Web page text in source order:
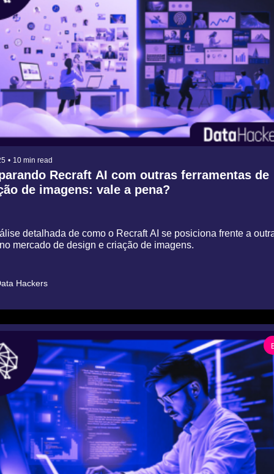
• 10 min read
Recraft AI com outras ferramentas de
de imagens: vale a pena?
detalhada de como o Recraft AI se posiciona frente a
mercado de design e criação de imagens.
Hackers